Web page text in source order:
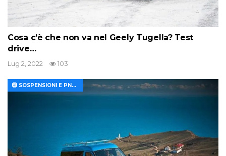
Cosa c’è che non va nel Geely Tugella? Test
drive…
Lug 2, 2022 103
🛞 SOSPENSIONI E PNEUMATICI